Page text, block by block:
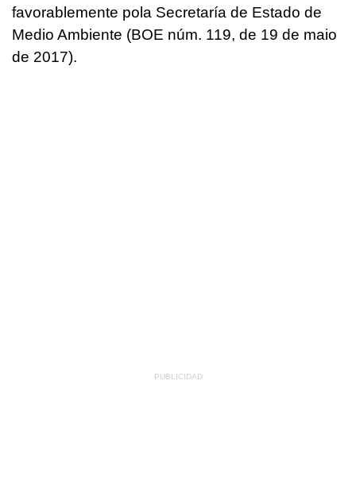
favorablemente pola Secretaría de Estado de
Medio Ambiente (BOE núm. 119, de 19 de maio
de 2017).